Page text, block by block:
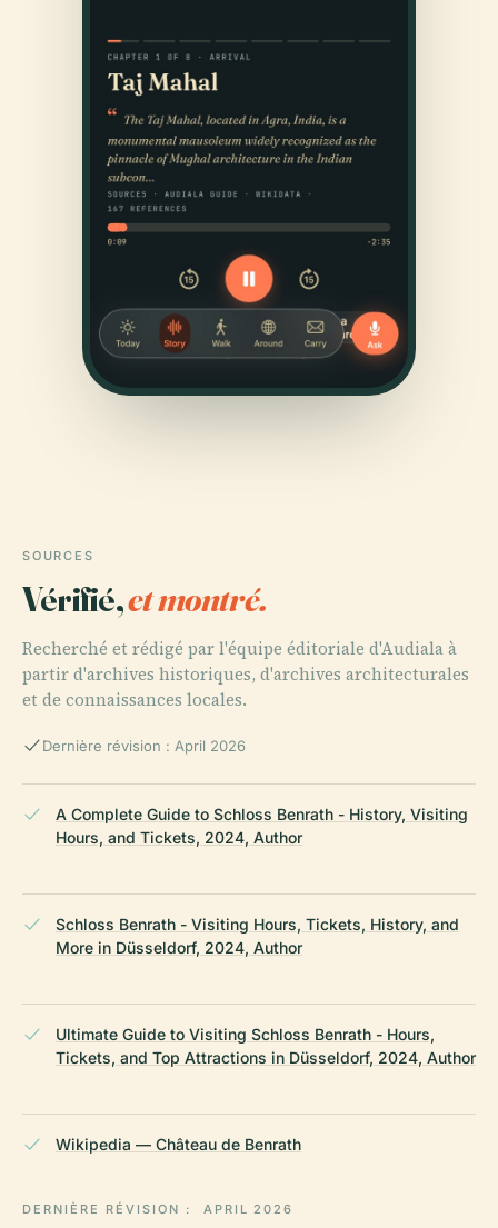
SOURCES
Vérifié,et montré.
Recherché et rédigé par l'équipe éditoriale d'Audiala à
partir d'archives historiques, d'archives architecturales
et de connaissances locales.
Dernière révision : April 2026
A Complete Guide to Schloss Benrath - History, Visiting
Hours, and Tickets, 2024, Author
Schloss Benrath - Visiting Hours, Tickets, History, and
More in Düsseldorf, 2024, Author
Ultimate Guide to Visiting Schloss Benrath - Hours,
Tickets, and Top Attractions in Düsseldorf, 2024, Author
Wikipedia — Château de Benrath
DERNIÈRE RÉVISION : APRIL 2026